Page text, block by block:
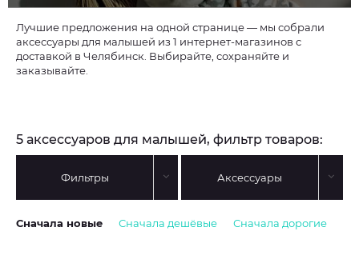
Лучшие предложения на одной странице — мы собрали
аксессуары для малышей из 1 интернет-магазинов с
доставкой в Челябинск. Выбирайте, сохраняйте и
заказывайте.
5 аксессуаров для малышей, фильтр товаров:
Фильтры Аксессуары
Сначала новые Сначала дешёвые Сначала дорогие